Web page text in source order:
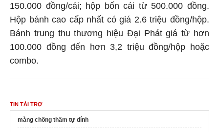
150.000 đồng/cái; hộp bốn cái từ 500.000 đồng.
Hộp bánh cao cấp nhất có giá 2.6 triệu đồng/hộp.
Bánh trung thu thương hiệu Đại Phát giá từ hơn
100.000 đồng đến hơn 3,2 triệu đồng/hộp hoặc
combo.
TIN TÀI TRỢ
màng chống thấm tự dính